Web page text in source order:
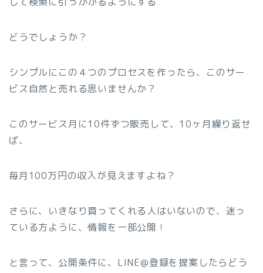
どうでしょうか？
シンプルにこの４つのプロセスを作ったら、このサー
ビス自然と売れる思いませんか？
このサービス月に10件ずつ販売して、10ヶ月繰り返せ
ば、
毎月100万円の収入が見えますよね？
さらに、いきなり買ってくれる人はいないので、迷っ
ている方ように、情報を一部公開！
と言って、公開条件に、LINE@登録を提案したらどう